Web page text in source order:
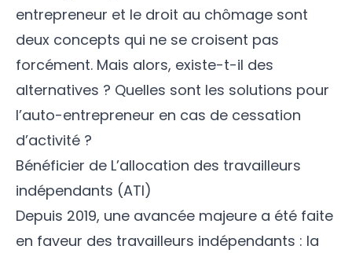
entrepreneur et le droit au chômage sont
deux concepts qui ne se croisent pas
forcément. Mais alors, existe-t-il des
alternatives ? Quelles sont les solutions pour
l’auto-entrepreneur en cas de cessation
d’activité ?
Bénéficier de L’allocation des travailleurs
indépendants (ATI)
Depuis 2019, une avancée majeure a été faite
en faveur des travailleurs indépendants : la